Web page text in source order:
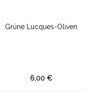
Grüne Lucques-Oliven
6,00 €